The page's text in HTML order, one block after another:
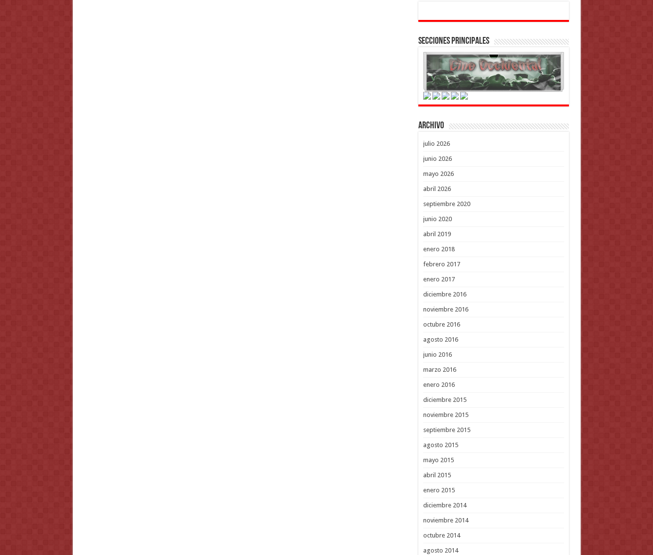
Secciones Principales
Archivo
julio 2026
junio 2026
mayo 2026
abril 2026
septiembre 2020
junio 2020
abril 2019
enero 2018
febrero 2017
enero 2017
diciembre 2016
noviembre 2016
octubre 2016
agosto 2016
junio 2016
marzo 2016
enero 2016
diciembre 2015
noviembre 2015
septiembre 2015
agosto 2015
mayo 2015
abril 2015
enero 2015
diciembre 2014
noviembre 2014
octubre 2014
agosto 2014